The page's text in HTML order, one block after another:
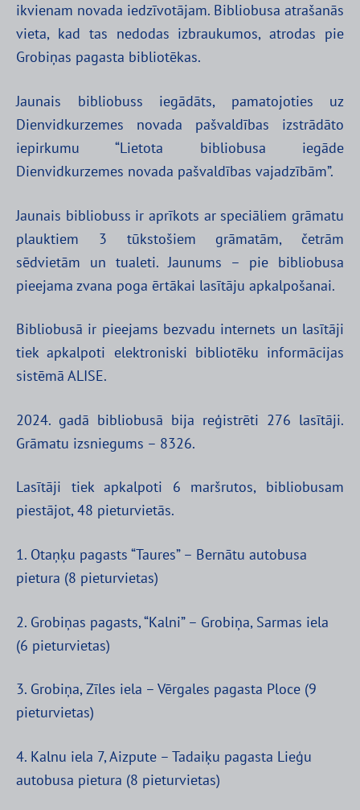
ikvienam novada iedzīvotājam. Bibliobusa atrašanās
vieta, kad tas nedodas izbraukumos, atrodas pie
Grobiņas pagasta bibliotēkas.
Jaunais bibliobuss iegādāts, pamatojoties uz
Dienvidkurzemes novada pašvaldības izstrādāto
iepirkumu “Lietota bibliobusa iegāde
Dienvidkurzemes novada pašvaldības vajadzībām”.
Jaunais bibliobuss ir aprīkots ar speciāliem grāmatu
plauktiem 3 tūkstošiem grāmatām, četrām
sēdvietām un tualeti. Jaunums – pie bibliobusa
pieejama zvana poga ērtākai lasītāju apkalpošanai.
Bibliobusā ir pieejams bezvadu internets un lasītāji
tiek apkalpoti elektroniski bibliotēku informācijas
sistēmā ALISE.
2024. gadā bibliobusā bija reģistrēti 276 lasītāji.
Grāmatu izsniegums – 8326.
Lasītāji tiek apkalpoti 6 maršrutos, bibliobusam
piestājot, 48 pieturvietās.
1. Otaņķu pagasts “Taures” – Bernātu autobusa
pietura (8 pieturvietas)
2. Grobiņas pagasts, “Kalni” – Grobiņa, Sarmas iela
(6 pieturvietas)
3. Grobiņa, Zīles iela – Vērgales pagasta Ploce (9
pieturvietas)
4. Kalnu iela 7, Aizpute – Tadaiķu pagasta Lieģu
autobusa pietura (8 pieturvietas)